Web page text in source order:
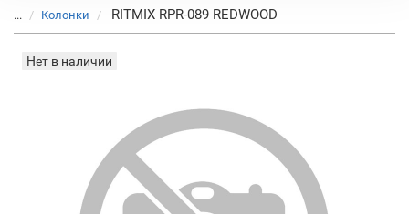
... Колонки RITMIX RPR-089 REDWOOD
Нет в наличии